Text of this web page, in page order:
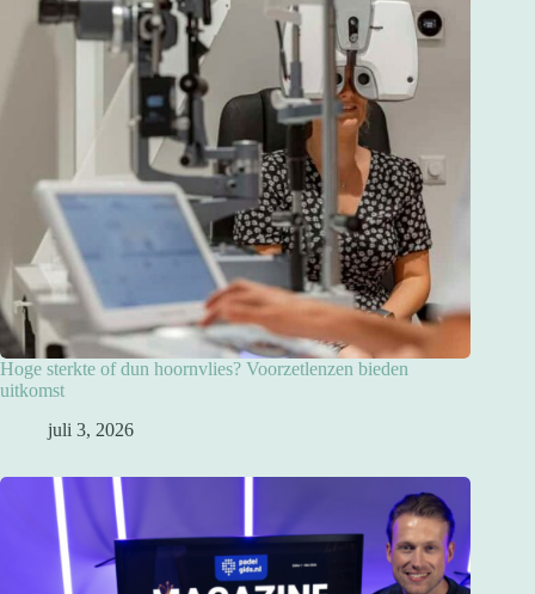
Hoge sterkte of dun hoornvlies? Voorzetlenzen bieden
uitkomst
juli 3, 2026